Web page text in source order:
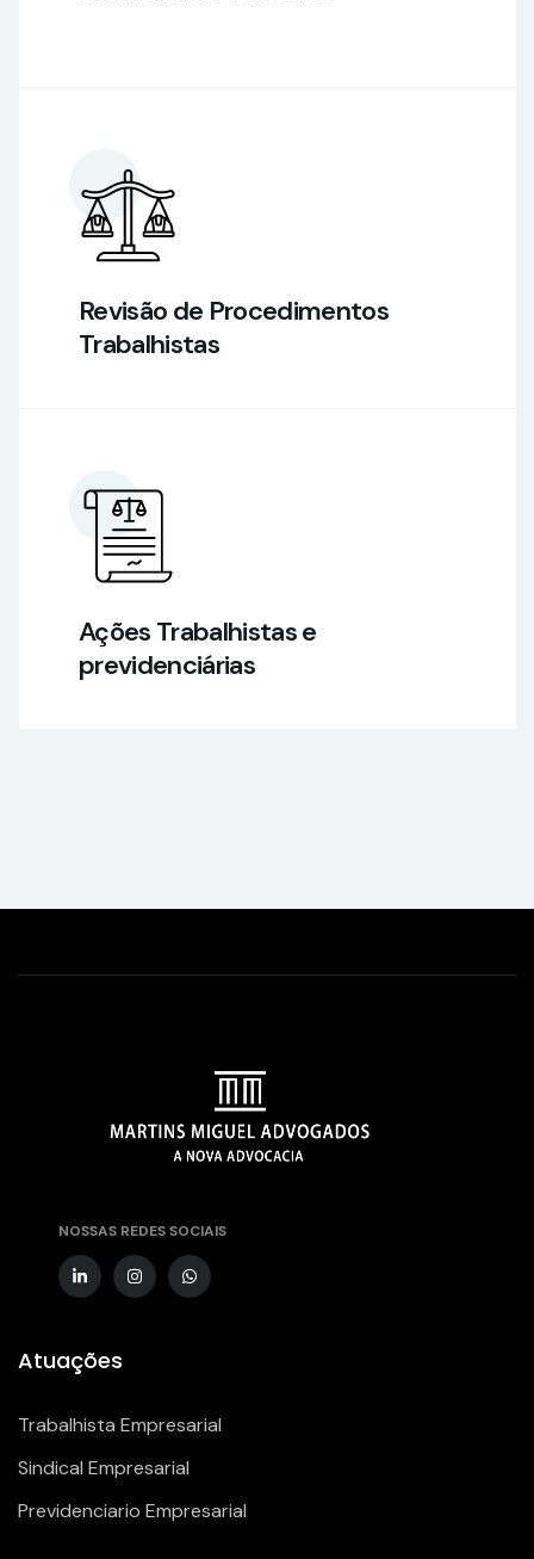
Revisão de Procedimentos
Trabalhistas
Ações Trabalhistas e
previdenciárias
NOSSAS REDES SOCIAIS
Atuações
Trabalhista Empresarial
Sindical Empresarial
Previdenciario Empresarial